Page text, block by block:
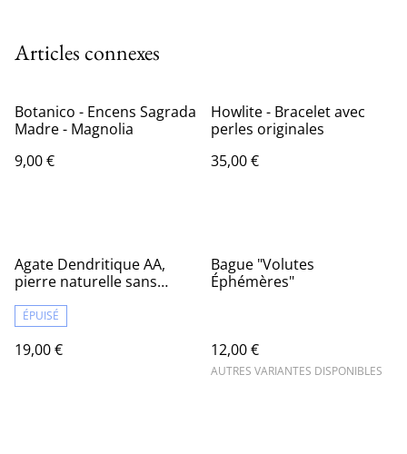
Articles connexes
Botanico - Encens Sagrada
Madre - Magnolia
9,00 €
Howlite - Bracelet avec
perles originales
35,00 €
Agate Dendritique AA,
pierre naturelle sans
ÉPUISÉ
19,00 €
Bague "Volutes
Éphémères"
12,00 €
AUTRES VARIANTES DISPONIBLES